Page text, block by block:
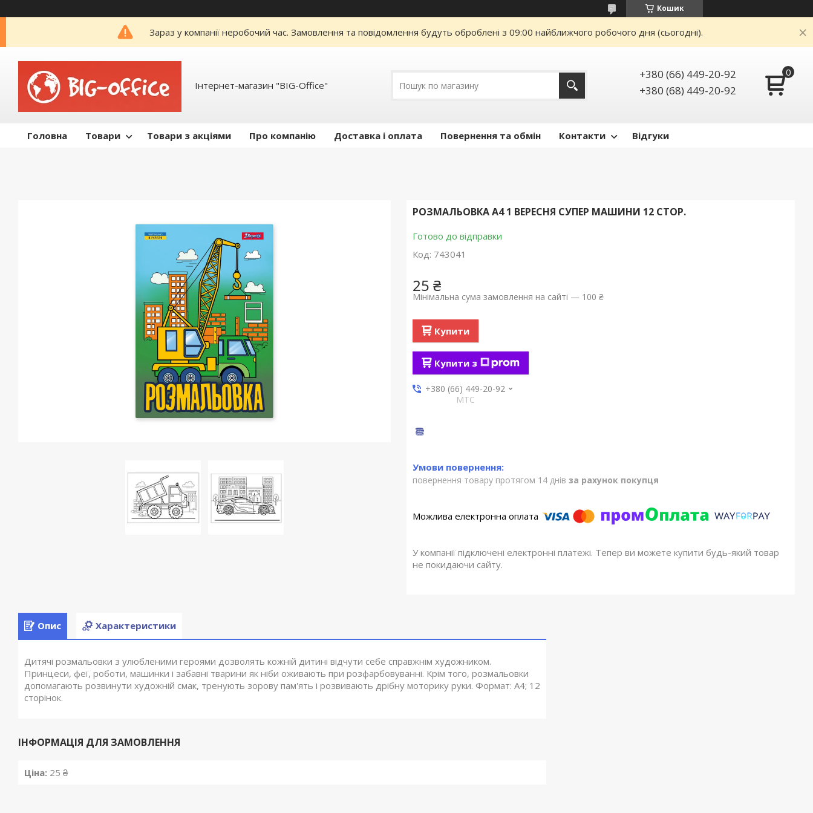
Кошик
Зараз у компанії неробочий час. Замовлення та повідомлення будуть оброблені з 09:00 найближчого робочого дня (сьогодні).
Інтернет-магазин "BIG-Office"
+380 (66) 449-20-92
+380 (68) 449-20-92
Головна Товари Товари з акціями Про компанію Доставка і оплата Повернення та обмін Контакти Відгуки
РОЗМАЛЬОВКА А4 1 ВЕРЕСНЯ СУПЕР МАШИНИ 12 СТОР.
Готово до відправки
Код: 743041
25 ₴
Мінімальна сума замовлення на сайті — 100 ₴
Купити
Купити з
+380 (66) 449-20-92
МТС
повернення товару протягом 14 днів за рахунок покупця
У компанії підключені електронні платежі. Тепер ви можете купити будь-який товар
не покидаючи сайту.
Опис Характеристики
Дитячі розмальовки з улюбленими героями дозволять кожній дитині відчути себе справжнім художником.
Принцеси, феї, роботи, машинки і забавні тварини як ніби оживають при розфарбовуванні. Крім того, розмальовки
допомагають розвинути художній смак, тренують зорову пам'ять і розвивають дрібну моторику руки. Формат: А4; 12
сторінок.
ІНФОРМАЦІЯ ДЛЯ ЗАМОВЛЕННЯ
Ціна: 25 ₴